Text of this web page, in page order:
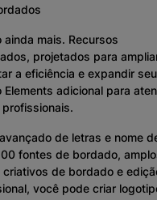
mais. Recursos
projetados para
a eficiência e expandir
Elements adicional para
de letras e nome
fontes de bordado,
de bordado e
você pode criar